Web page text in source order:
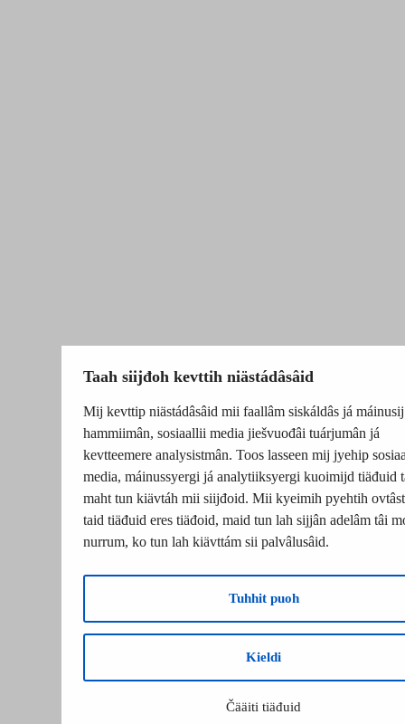
Taah siijđoh kevttih niästádâsâid
Mij kevttip niästádâsâid mii faallâm siskáldâs já máinusij
hammiimân, sosiaallii media jiešvuođâi tuárjumân já
kevtteemere analysistmân. Toos lasseen mij jyehip
media, máinussyergi já analytiiksyergi kuoimijd tiäđuid
maht tun kiävtáh mii siijđoid. Mii kyeimih pyehtih
taid tiäđuid eres tiäđoid, maid tun lah sijjân adelâm tâi
nurrum, ko tun lah kiävttám sii palvâlusâid.
Tuhhit puoh
Kieldi
Čääiti tiäđuid